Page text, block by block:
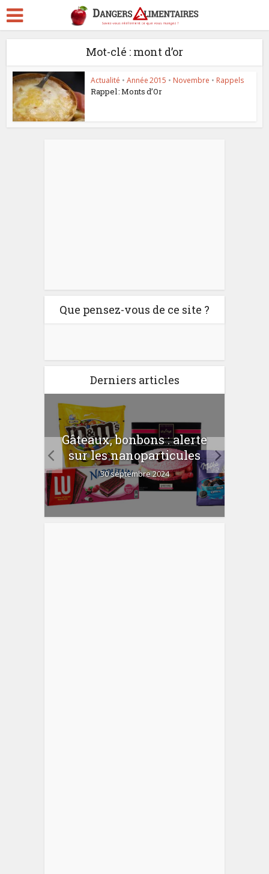
Mot-clé : mont d’or
Actualité • Année 2015 • Novembre • Rappels
Rappel : Monts d’Or
Que pensez-vous de ce site ?
Derniers articles
Gâteaux, bonbons : alerte
sur les nanoparticules
30 septembre 2024